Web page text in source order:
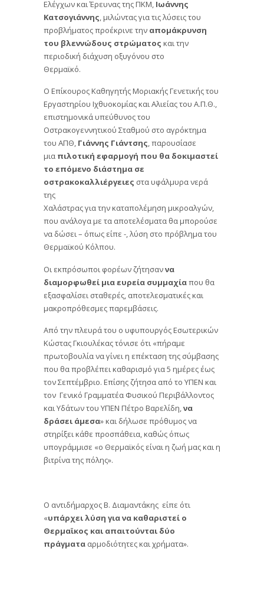
Ελέγχων και Έρευνας της ΠΚΜ, Ιωάννης
Κατσογιάννης, μιλώντας για τις λύσεις του
προβλήματος προέκρινε την απομάκρυνση
του βλεννώδους στρώματος και την
περιοδική διάχυση οξυγόνου στο
Θερμαϊκό.
Ο Επίκουρος Καθηγητής Μοριακής Γενετικής του
Εργαστηρίου Ιχθυοκομίας και Αλιείας του Α.Π.Θ.,
επιστημονικά υπεύθυνος του
Οστρακογεννητικού Σταθμού στο αγρόκτημα
του ΑΠΘ, Γιάννης Γιάντσης, παρουσίασε
μια πιλοτική εφαρμογή που θα δοκιμαστεί
το επόμενο διάστημα σε
οστρακοκαλλιέργειες στα υφάλμυρα νερά
της
Χαλάστρας για την καταπολέμηση μικροαλγών,
που ανάλογα με τα αποτελέσματα θα μπορούσε
να δώσει – όπως είπε -, λύση στο πρόβλημα του
Θερμαϊκού Κόλπου.
Οι εκπρόσωποι φορέων ζήτησαννα
διαμορφωθεί μια ευρεία συμμαχίαπου θα
εξασφαλίσει σταθερές, αποτελεσματικές και
μακροπρόθεσμες παρεμβάσεις.
Από την πλευρά του ο υφυπουργός Εσωτερικών
Κώστας Γκιουλέκας τόνισε ότι «πήραμε
πρωτοβουλία να γίνει η επέκταση της σύμβασης
που θα προβλέπει καθαρισμό για 5 ημέρες έως
τον Σεπτέμβριο. Επίσης ζήτησα από το ΥΠΕΝ και
τον Γενικό Γραμματέα Φυσικού Περιβάλλοντος
και Υδάτων του ΥΠΕΝ Πέτρο Βαρελίδη,να
δράσει άμεσα» και δήλωσε πρόθυμος να
στηρίξει κάθε προσπάθεια, καθώς όπως
υπογράμμισε «ο Θερμαϊκός είναι η ζωή μας και η
βιτρίνα της πόλης».
Ο αντιδήμαρχος Β. Διαμαντάκης είπε ότι
«υπάρχει λύση για να καθαριστεί ο
Θερμαϊκος και απαιτούνται δύο
πράγματα αρμοδιότητες και χρήματα».